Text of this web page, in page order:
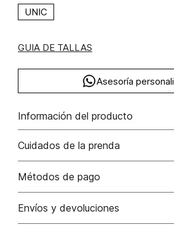
UNIC
GUIA DE TALLAS
Asesoría
Información del producto
Medias mix siluetas set x5
Cuidados de la prenda
Métodos de pago
Tarjetas de crédito: Visa, Dinners,
Envíos y devoluciones